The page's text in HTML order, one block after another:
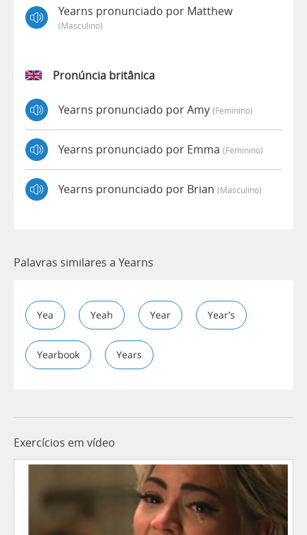
Yearns pronunciado por Matthew
(masculino)
Pronúncia britânica
Yearns pronunciado por Amy (feminino)
Yearns pronunciado por Emma (feminino)
Yearns pronunciado por Brian (masculino)
Palavras similares a Yearns
Yea Yeah Year Year's
Yearbook Years
Exercícios em vídeo